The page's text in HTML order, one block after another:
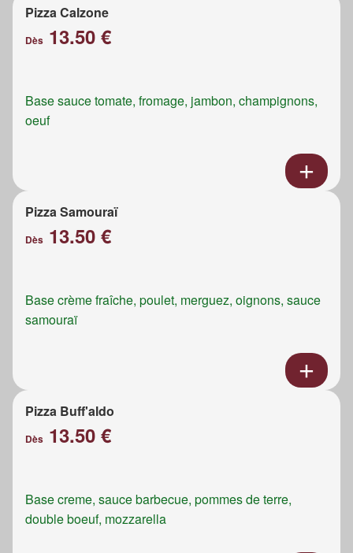
Pizza Calzone
Dès 13.50 €
Base sauce tomate, fromage, jambon, champignons,
oeuf
Pizza Samouraï
Dès 13.50 €
Base crème fraîche, poulet, merguez, oignons, sauce
samouraï
Pizza Buff'aldo
Dès 13.50 €
Base creme, sauce barbecue, pommes de terre,
double boeuf, mozzarella